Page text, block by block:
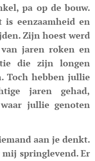
pa op de bouw.
is eenzaamheid en
Zijn hoest werd
jaren roken en
die zijn longen
Toch hebben jullie
jaren gehad,
jullie genoten
aan je denkt.
springlevend. Er